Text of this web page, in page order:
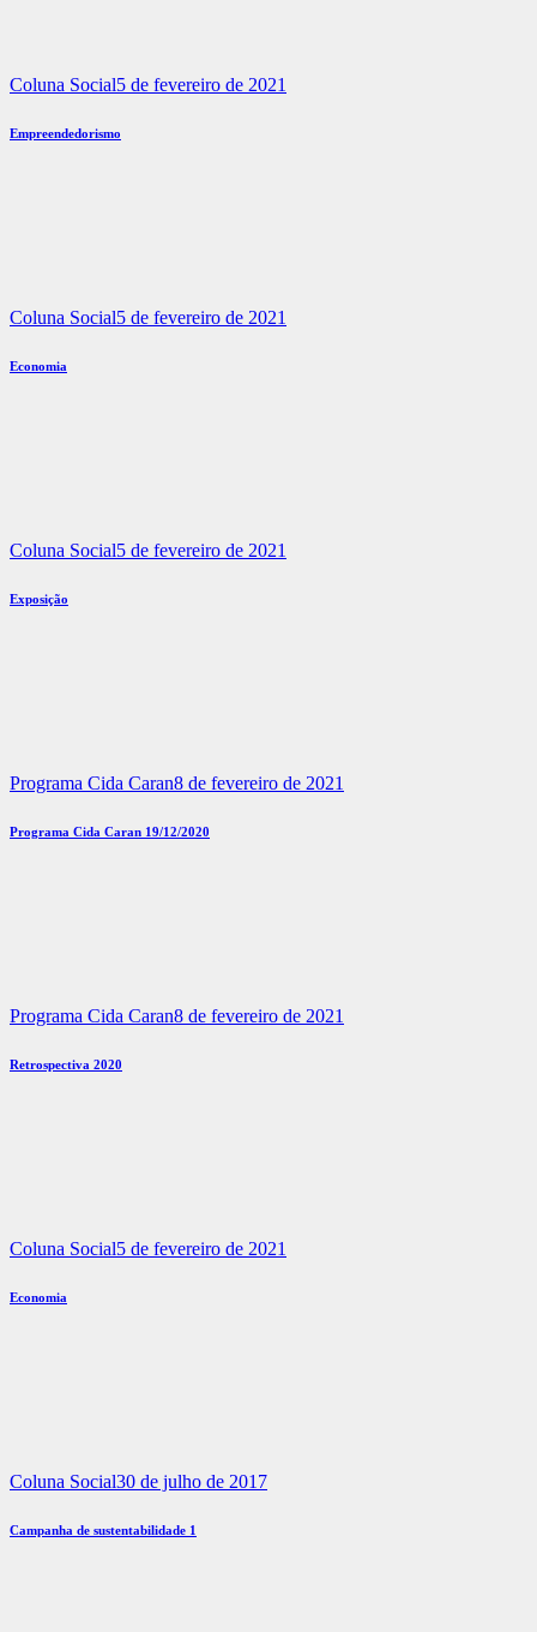
Coluna Social5 de fevereiro de 2021
Empreendedorismo
Coluna Social5 de fevereiro de 2021
Economia
Coluna Social5 de fevereiro de 2021
Exposição
Programa Cida Caran8 de fevereiro de 2021
Programa Cida Caran 19/12/2020
Programa Cida Caran8 de fevereiro de 2021
Retrospectiva 2020
Coluna Social5 de fevereiro de 2021
Economia
Coluna Social30 de julho de 2017
Campanha de sustentabilidade 1